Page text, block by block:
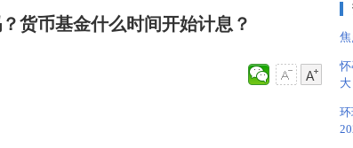
货币基金什么时间开始计息？
大